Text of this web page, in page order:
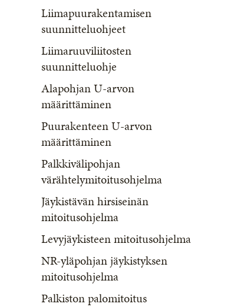
Liimapuurakentamisen
suunnitteluohjeet
Liimaruuviliitosten
suunnitteluohje
Alapohjan U-arvon
määrittäminen
Puurakenteen U-arvon
määrittäminen
Palkkivälipohjan
värähtelymitoitusohjelma
Jäykistävän hirsiseinän
mitoitusohjelma
Levyjäykisteen mitoitusohjelma
NR-yläpohjan jäykistyksen
mitoitusohjelma
Palkiston palomitoitus